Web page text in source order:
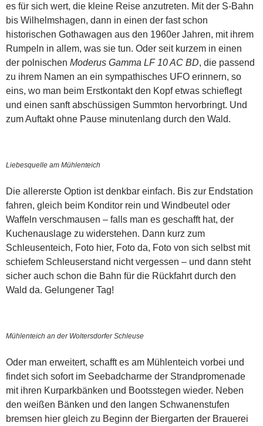
es für sich wert, die kleine Reise anzutreten. Mit der S-Bahn
bis Wilhelmshagen, dann in einen der fast schon
historischen Gothawagen aus den 1960er Jahren, mit ihrem
Rumpeln in allem, was sie tun. Oder seit kurzem in einen
der polnischen Moderus Gamma LF 10 AC BD, die passend
zu ihrem Namen an ein sympathisches UFO erinnern, so
eins, wo man beim Erstkontakt den Kopf etwas schieflegt
und einen sanft abschüssigen Summton hervorbringt. Und
zum Auftakt ohne Pause minutenlang durch den Wald.
Liebesquelle am Mühlenteich
Die allererste Option ist denkbar einfach. Bis zur Endstation
fahren, gleich beim Konditor rein und Windbeutel oder
Waffeln verschmausen – falls man es geschafft hat, der
Kuchenauslage zu widerstehen. Dann kurz zum
Schleusenteich, Foto hier, Foto da, Foto von sich selbst mit
schiefem Schleuserstand nicht vergessen – und dann steht
sicher auch schon die Bahn für die Rückfahrt durch den
Wald da. Gelungener Tag!
Mühlenteich an der Woltersdorfer Schleuse
Oder man erweitert, schafft es am Mühlenteich vorbei und
findet sich sofort im Seebadcharme der Strandpromenade
mit ihren Kurparkbänken und Bootsstegen wieder. Neben
den weißen Bänken und den langen Schwanenstufen
bremsen hier gleich zu Beginn der Biergarten der Brauerei